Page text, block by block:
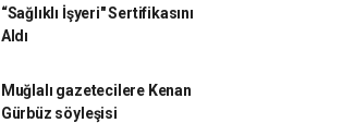
“Sağlıklı İşyeri" Sertifikasını
Aldı
Muğlalı gazetecilere Kenan
Gürbüz söyleşisi